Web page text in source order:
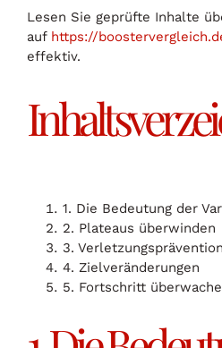
Lesen Sie geprüfte Inhalte
auf https://
effektiv.
1. Die Bedeutung der
2. Plateaus überwinden
3. Verletzungsprävention
4. Zielveränderungen
5. Fortschritt